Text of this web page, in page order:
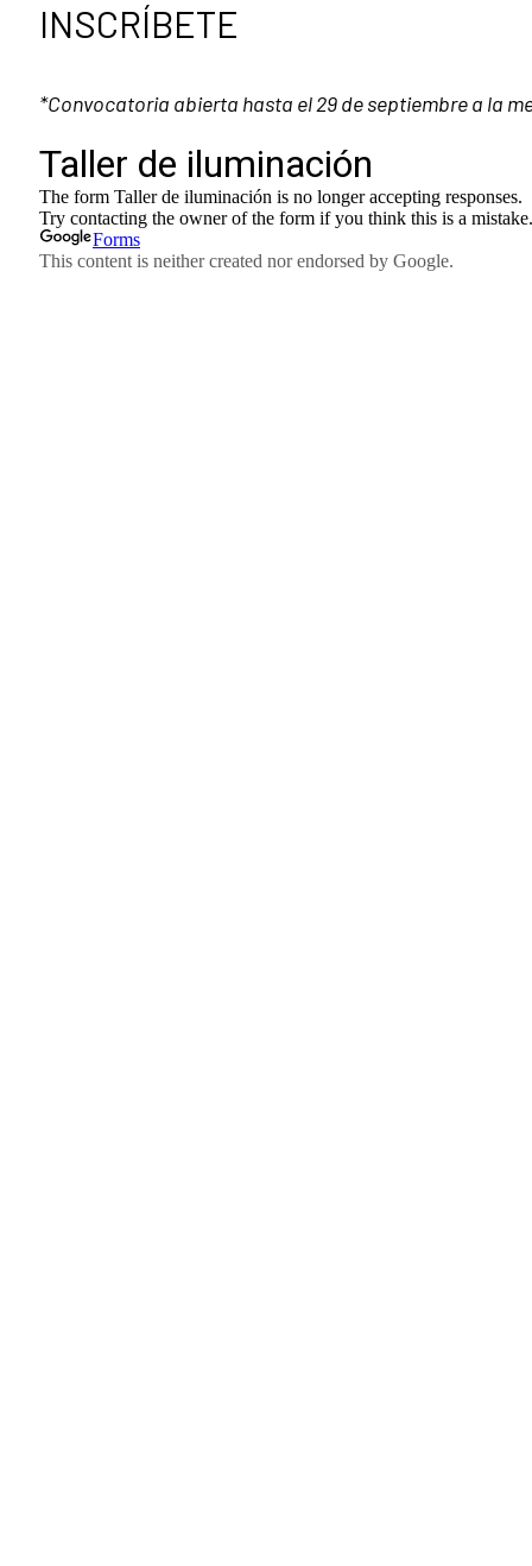
INSCRÍBETE
*Convocatoria abierta hasta el 29 de septiembre a la